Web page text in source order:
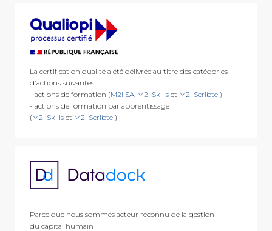
La certification qualité a été délivrée au titre des catégories
d'actions suivantes :
- actions de formation (M2i SA, M2i Skillset M2i Scribtel)
- actions de formation par apprentissage
(M2i Skillset M2i Scribtel)
Parce que nous sommes acteur reconnu de la gestion
du capital humain